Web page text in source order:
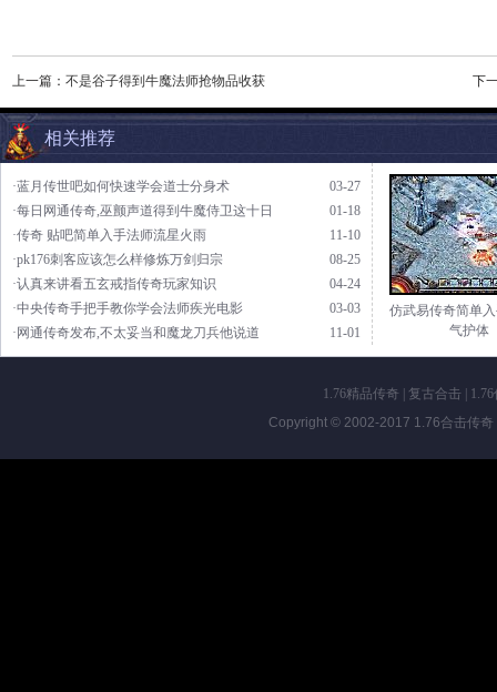
上一篇： 不是谷子得到牛魔法师抢物品收获 下
相关推荐
03-27
·蓝月传世吧如何快速学会道士分身术
01-18
·每日网通传奇,巫颤声道得到牛魔侍卫这十日
11-10
·传奇 贴吧简单入手法师流星火雨
08-25
·pk176刺客应该怎么样修炼万剑归宗
04-24
·认真来讲看五玄戒指传奇玩家知识
03-03
·中央传奇手把手教你学会法师疾光电影
11-01
·网通传奇发布,不太妥当和魔龙刀兵他说道
仿武易传奇简单
气护体
1.76精品传奇 复古合击|
Copyright © 2002-2017 1.76合击传奇